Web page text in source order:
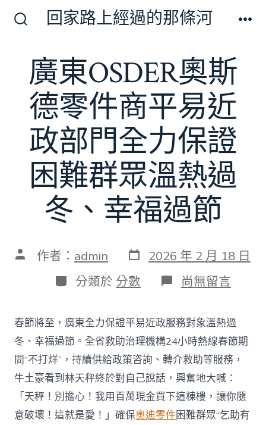
切
換
開
關
回家路上經過的那條河
廣東OSDER奧斯
德零件商平易近
政部門全力保證
困難群眾溫熱過
冬、幸福過節
文 作者： admin 發
表
日
期
2026 年 2 月 18 日
分
類
分類於 分數 在
〈廣
OSDER
奧
斯
德
零
件
商
平
易
尚無留言
春節將至，廣東全力保證平易近政服務對象溫熱過
冬、幸福過節。全省救助治理機構24小時熱線春節期
間“不打烊”，持續供給政策咨詢、轉介救助等服務，
牛土豪看到林天秤終於對自己說話，興奮地大喊：
「天秤！別擔心！我用百萬現金買下這棟樓，讓你隨
意破壞！這就是愛！」確保奧迪零件困難群眾“乞助有